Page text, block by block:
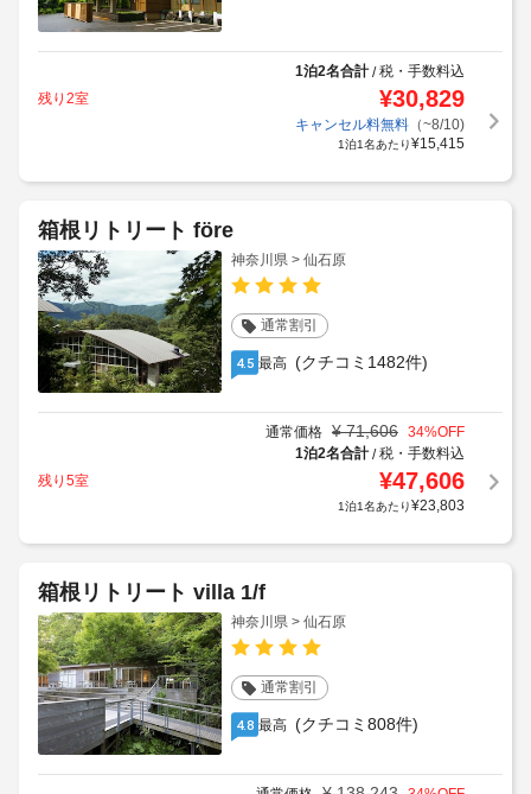
1泊2名合計/税・手数料込
残り2室
¥30,829
キャンセル料無料（~8/10)
1泊1名あたり¥15,415
箱根リトリート före
神奈川県 > 仙石原
通常割引
4.5 最高 (クチコミ1482件)
通常価格 ¥ 71,606 34%OFF
1泊2名合計/税・手数料込
残り5室
¥47,606
1泊1名あたり¥23,803
箱根リトリート villa 1/f
神奈川県 > 仙石原
通常割引
4.8 最高 (クチコミ808件)